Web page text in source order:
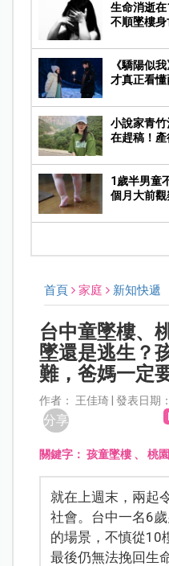
生命消逝
不順墜樓
《驕陽似
才真正看
小說家青
在趕稿！產
1歲半男童
個月大前
首頁 家庭 新知快遞
台中童墜樓、
墜還是逃生？
難，爸媽一定
作者： 王佳琦 | 發表日期
分享
關鍵字：孩童墜樓 、桃
就在上週末，兩起
社會。台中一名6
的場景，不慎從10
最後仍無法挽回生